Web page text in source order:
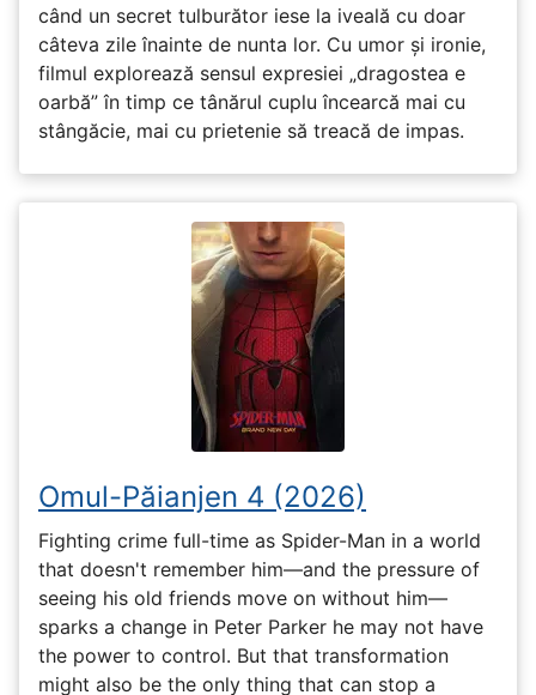
când un secret tulburător iese la iveală cu doar
câteva zile înainte de nunta lor. Cu umor și ironie,
filmul explorează sensul expresiei „dragostea e
oarbă” în timp ce tânărul cuplu încearcă mai cu
stângăcie, mai cu prietenie să treacă de impas.
Omul-Păianjen 4 (2026)
Fighting crime full-time as Spider-Man in a world
that doesn't remember him—and the pressure of
seeing his old friends move on without him—
sparks a change in Peter Parker he may not have
the power to control. But that transformation
might also be the only thing that can stop a